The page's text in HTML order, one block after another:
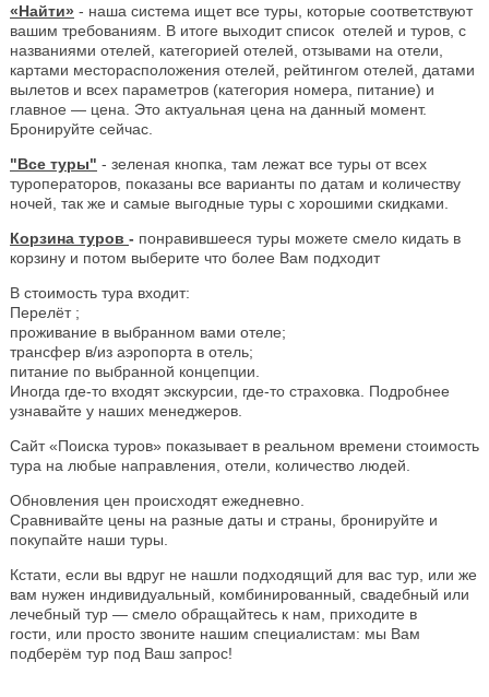
«Найти» - наша система ищет все туры, которые соответствуют
вашим требованиям. В итоге выходит список отелей и туров, с
названиями отелей, категорией отелей, отзывами на отели,
картами месторасположения отелей, рейтингом отелей, датами
вылетов и всех параметров (категория номера, питание) и
главное — цена. Это актуальная цена на данный момент.
Бронируйте сейчас.
"Все туры" - зеленая кнопка, там лежат все туры от всех
туроператоров, показаны все варианты по датам и количеству
ночей, так же и самые выгодные туры с хорошими скидками.
Корзина туров - понравившееся туры можете смело кидать в
корзину и потом выберите что более Вам подходит
В стоимость тура входит:
Перелёт ;
проживание в выбранном вами отеле;
трансфер в/из аэропорта в отель;
питание по выбранной концепции.
Иногда где-то входят экскурсии, где-то страховка. Подробнее
узнавайте у наших менеджеров.
Сайт «Поиска туров» показывает в реальном времени стоимость
тура на любые направления, отели, количество людей.
Обновления цен происходят ежедневно.
Сравнивайте цены на разные даты и страны, бронируйте и
покупайте наши туры.
Кстати, если вы вдруг не нашли подходящий для вас тур, или же
вам нужен индивидуальный, комбинированный, свадебный или
лечебный тур — смело обращайтесь к нам, приходите в
гости, или просто звоните нашим специалистам: мы Вам
подберём тур под Ваш запрос!